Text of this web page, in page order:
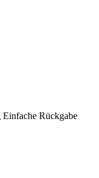
Einfache Rückgabe